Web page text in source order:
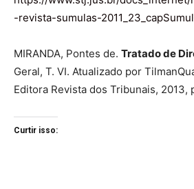
-revista-sumulas-
MIRANDA, Pontes de. Tratado de
Geral, T. VI. Atualizado por
Editora Revista dos Tribunais, 2013,
Curtir isso: